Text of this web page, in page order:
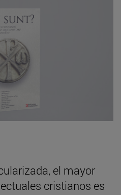
el mayor
cristianos es